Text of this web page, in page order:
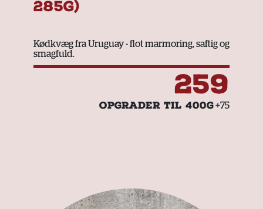
285G)
Kødkvæg fra Uruguay - flot marmoring, saftig og
smagfuld.
259
OPGRADER TIL 400G+75